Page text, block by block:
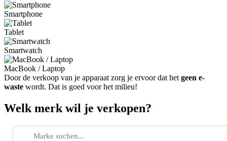
Smartphone
Tablet
Smartwatch
MacBook / Laptop
Door de verkoop van je apparaat zorg je ervoor dat het geen e-
waste wordt. Dat is goed voor het milieu!
Welk merk wil je verkopen?